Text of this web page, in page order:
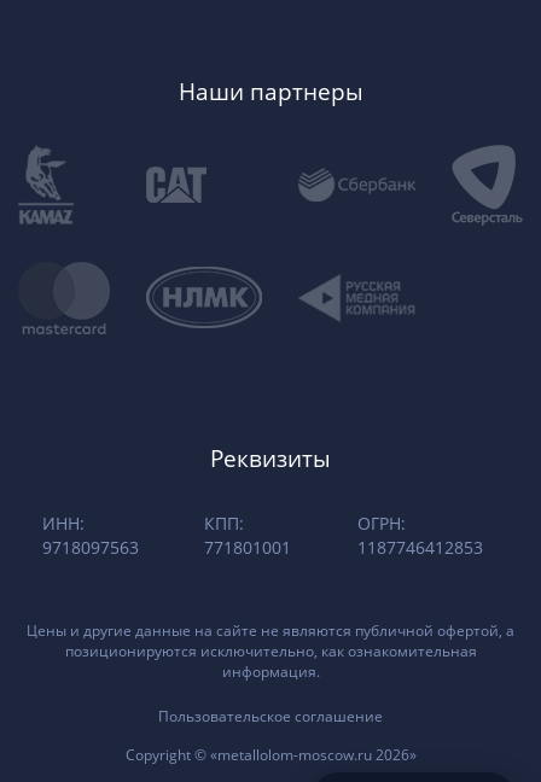
Наши партнеры
Реквизиты
ИНН:
9718097563
КПП:
771801001
ОГРН:
1187746412853
Цены и другие данные на сайте не являются публичной офертой, а
позиционируются исключительно, как ознакомительная
информация.
Пользовательское соглашение
Copyright © «metallolom-moscow.ru 2026»